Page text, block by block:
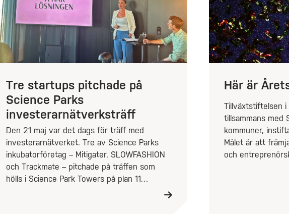
Tre startups pitchade på
Science Parks
investerarnätverksträff
Den 21 maj var det dags för träff med
investerarnätverket. Tre av Science Parks
inkubatorföretag – Mitigater, SLOWFASHION
och Trackmate – pitchade på träffen som
hölls i Science Park Towers på plan 11…
Här är
Tillväxtstiftelsen i
tillsammans med
kommuner,
Målet är att
och